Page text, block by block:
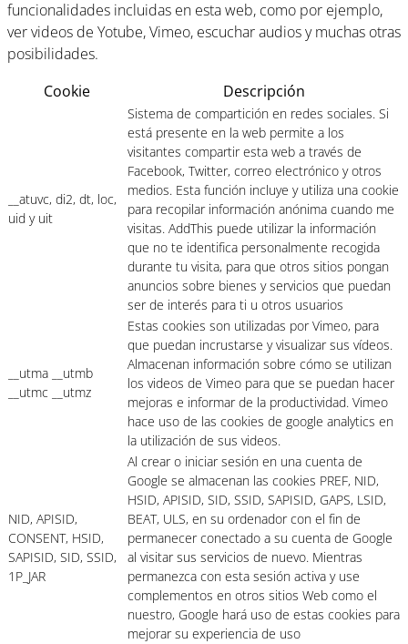
funcionalidades incluidas en esta web, como por ejemplo,
ver videos de Yotube, Vimeo, escuchar audios y muchas otras
posibilidades.
Cookie
Descripción
__atuvc, di2, dt, loc,
uid y uit
Sistema de compartición en redes sociales. Si
está presente en la web permite a los
visitantes compartir esta web a través de
Facebook, Twitter, correo electrónico y otros
medios. Esta función incluye y utiliza una cookie
para recopilar información anónima cuando me
visitas. AddThis puede utilizar la información
que no te identifica personalmente recogida
durante tu visita, para que otros sitios pongan
anuncios sobre bienes y servicios que puedan
ser de interés para ti u otros usuarios
__utma __utmb
__utmc __utmz
Estas cookies son utilizadas por Vimeo, para
que puedan incrustarse y visualizar sus vídeos.
Almacenan información sobre cómo se utilizan
los videos de Vimeo para que se puedan hacer
mejoras e informar de la productividad. Vimeo
hace uso de las cookies de google analytics en
la utilización de sus videos.
NID, APISID,
CONSENT, HSID,
SAPISID, SID, SSID,
1P_JAR
Al crear o iniciar sesión en una cuenta de
Google se almacenan las cookies PREF, NID,
HSID, APISID, SID, SSID, SAPISID, GAPS, LSID,
BEAT, ULS, en su ordenador con el fin de
permanecer conectado a su cuenta de Google
al visitar sus servicios de nuevo. Mientras
permanezca con esta sesión activa y use
complementos en otros sitios Web como el
nuestro, Google hará uso de estas cookies para
mejorar su experiencia de uso